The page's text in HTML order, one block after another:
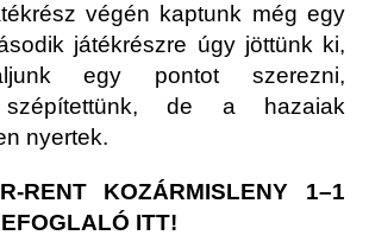
végén kaptunk még egy
játékrészre úgy jöttünk ki,
egy pontot szerezni,
szépítettünk, de a hazaiak
nyertek.
RENT KOZÁRMISLENY 1–1
ITT!